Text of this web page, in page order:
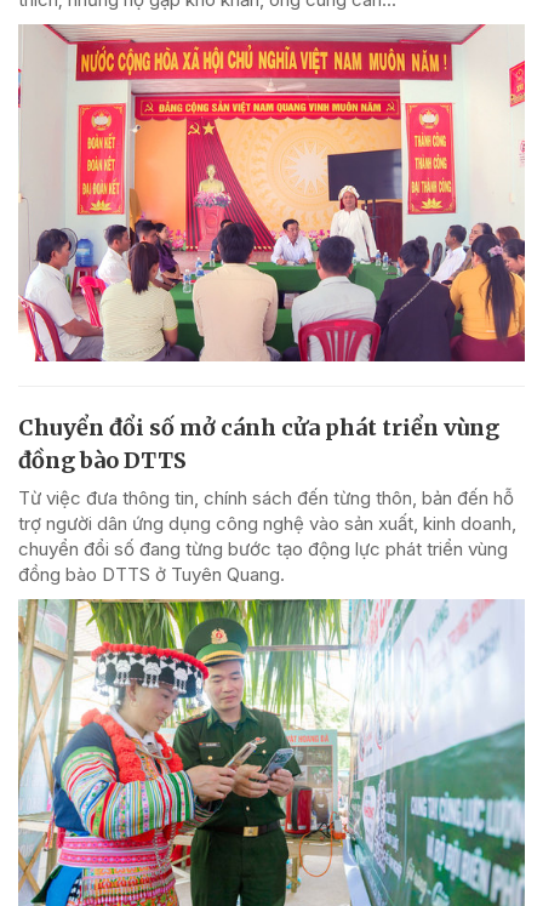
Chuyển đổi số mở cánh cửa phát triển vùng
đồng bào DTTS
Từ việc đưa thông tin, chính sách đến từng thôn, bản đến hỗ
trợ người dân ứng dụng công nghệ vào sản xuất, kinh doanh,
chuyển đổi số đang từng bước tạo động lực phát triển vùng
đồng bào DTTS ở Tuyên Quang.